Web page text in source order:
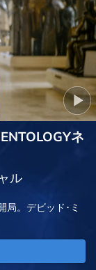
ネ
ル
。デビッド･ミ